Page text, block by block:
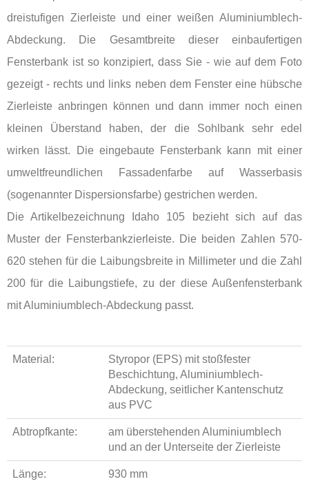
dreistufigen Zierleiste und einer weißen Aluminiumblech-
Abdeckung. Die Gesamtbreite dieser einbaufertigen
Fensterbank ist so konzipiert, dass Sie - wie auf dem Foto
gezeigt - rechts und links neben dem Fenster eine hübsche
Zierleiste anbringen können und dann immer noch einen
kleinen Überstand haben, der die Sohlbank sehr edel
wirken lässt. Die eingebaute Fensterbank kann mit einer
umweltfreundlichen Fassadenfarbe auf Wasserbasis
(sogenannter Dispersionsfarbe) gestrichen werden.
Die Artikelbezeichnung Idaho 105 bezieht sich auf das
Muster der Fensterbankzierleiste. Die beiden Zahlen 570-
620 stehen für die Laibungsbreite in Millimeter und die Zahl
200 für die Laibungstiefe, zu der diese Außenfensterbank
mit Aluminiumblech-Abdeckung passt.
Material:
Styropor (EPS) mit stoßfester
Beschichtung, Aluminiumblech-
Abdeckung, seitlicher Kantenschutz
aus PVC
Abtropfkante:
am überstehenden Aluminiumblech
und an der Unterseite der Zierleiste
Länge: 930 mm